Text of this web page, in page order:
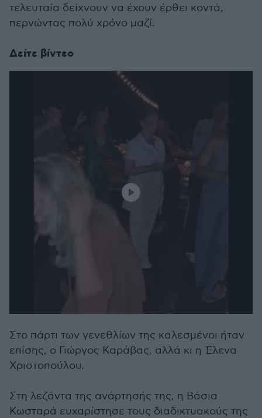
τελευταία δείχνουν να έχουν έρθει κοντά,
περνώντας πολύ χρόνο μαζί.
Δείτε βίντεο
Στο πάρτι των γενεθλίων της καλεσμένοι ήταν
επίσης, ο Γιώργος Καράβας, αλλά κι η Έλενα
Χριστοπούλου.
Στη λεζάντα της ανάρτησής της, η Βάσια
Κωσταρά ευχαρίστησε τους διαδικτυακούς της